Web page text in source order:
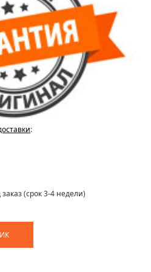
:
заказ (срок 3-4 недели)